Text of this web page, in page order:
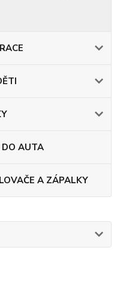
DO AUTA
A ZÁPALKY